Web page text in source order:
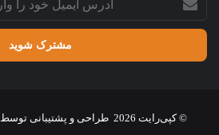
ایمیل
خود
وارد
© کپی‌رایت 2026 طراحی و پشتیبانی توسط